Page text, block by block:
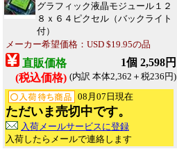
グラフィック液晶モジュール１２
８ｘ６４ピクセル（バックライト
付）
メーカー希望価格：USD $19.95の品
直販価格
(税込価格)
1個 2,598円
(内訳 本体2,362＋税236円)
08月07日現在
ただいま売切中です。
入荷メールサービスに登録
入荷したらメールで連絡します